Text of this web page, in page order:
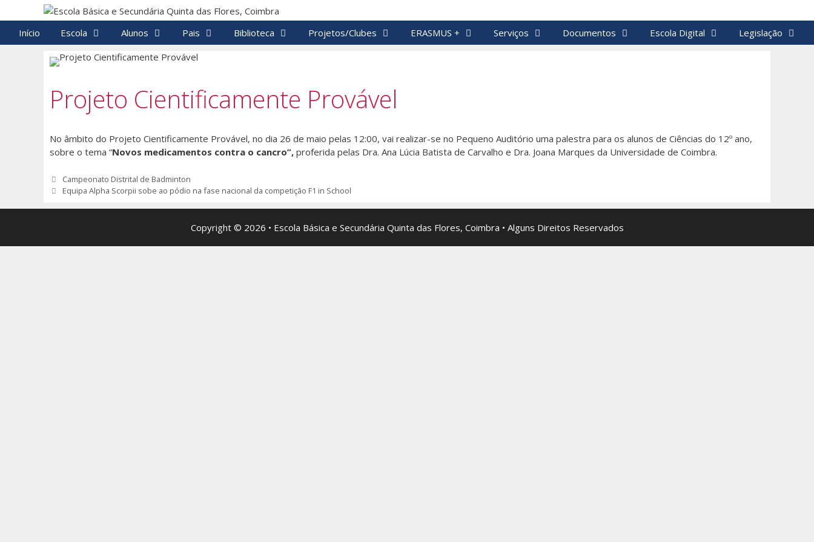
para
conteúdo
Início Escola Alunos Pais Biblioteca Projetos/Clubes ERASMUS + Serviços Documentos Escola Digital Legislação
Projeto Cientificamente Provável
No âmbito do Projeto Cientificamente Provável, no dia 26 de maio pelas 12:00, vai realizar-se no Pequeno Auditório uma palestra para os alunos de Ciências do 12º ano,
sobre o tema “Novos medicamentos contra o cancro”, proferida pelas Dra. Ana Lúcia Batista de Carvalho e Dra. Joana Marques da Universidade de Coimbra.
Navegação
de
Campeonato Distrital de Badminton
Equipa Alpha Scorpii sobe ao pódio na fase nacional da competição F1 in School
Copyright © 2026 • Escola Básica e Secundária Quinta das Flores, Coimbra • Alguns Direitos Reservados